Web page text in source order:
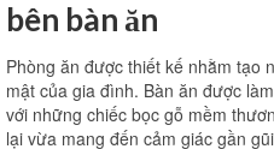
bên bàn ăn
Phòng ăn được thiết kế nhằm tạo
mật của gia đình. Bàn ăn được
với những chiếc bọc gỗ mềm
lại vừa mang đến cảm giác gần